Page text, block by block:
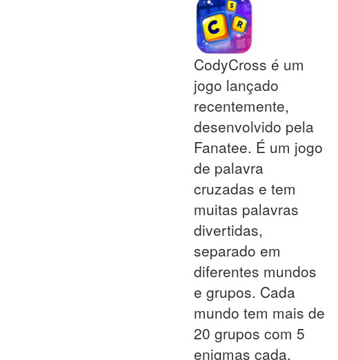
CodyCross é um
jogo lançado
recentemente,
desenvolvido pela
Fanatee. É um jogo
de palavra
cruzadas e tem
muitas palavras
divertidas,
separado em
diferentes mundos
e grupos. Cada
mundo tem mais de
20 grupos com 5
enigmas cada.